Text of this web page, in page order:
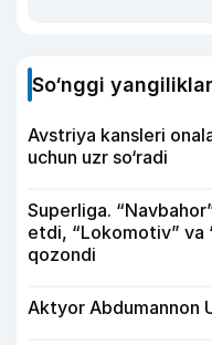
So‘nggi yangiliklar
Avstriya kansleri
uchun uzr so‘radi
Superliga.
etdi, “Lokomotiv” va
qozondi
Aktyor Abdu­mannon